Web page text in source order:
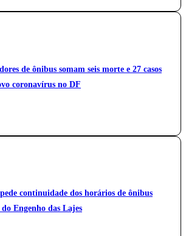
de ônibus somam seis morte e 27 casos
coronavírus no DF
continuidade dos horários de ônibus
Engenho das Lajes